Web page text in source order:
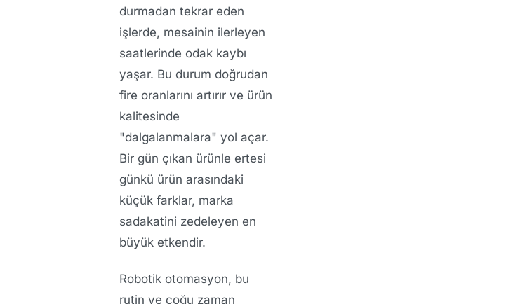
durmadan tekrar eden
işlerde, mesainin ilerleyen
saatlerinde odak kaybı
yaşar. Bu durum doğrudan
fire oranlarını artırır ve ürün
kalitesinde
"dalgalanmalara" yol açar.
Bir gün çıkan ürünle ertesi
günkü ürün arasındaki
küçük farklar, marka
sadakatini zedeleyen en
büyük etkendir.
Robotik otomasyon, bu
rutin ve çoğu zaman